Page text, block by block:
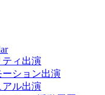
ティ出演
ーション出演
アル出演